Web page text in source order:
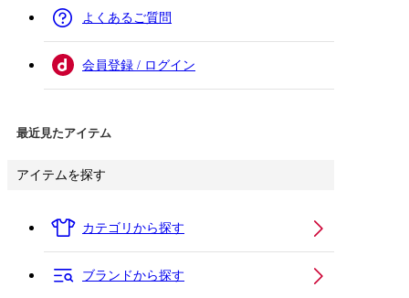
よくあるご質問
会員登録 / ログイン
最近見たアイテム
アイテムを探す
カテゴリから探す
ブランドから探す